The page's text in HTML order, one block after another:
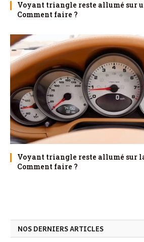
Voyant triangle reste allumé sur
Comment faire ?
Voyant triangle reste allumé sur
Comment faire ?
NOS DERNIERS ARTICLES